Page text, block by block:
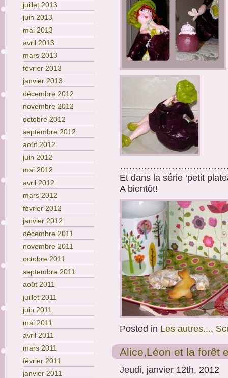
juillet 2013
juin 2013
mai 2013
avril 2013
mars 2013
février 2013
janvier 2013
décembre 2012
novembre 2012
octobre 2012
septembre 2012
août 2012
juin 2012
mai 2012
avril 2012
mars 2012
février 2012
janvier 2012
décembre 2011
novembre 2011
octobre 2011
septembre 2011
août 2011
juillet 2011
juin 2011
mai 2011
avril 2011
mars 2011
février 2011
janvier 2011
Et dans la série ‘petit
A bientôt!
Posted in Les autres...,
Alice,Léon et la forêt
Jeudi, janvier 12th, 2012